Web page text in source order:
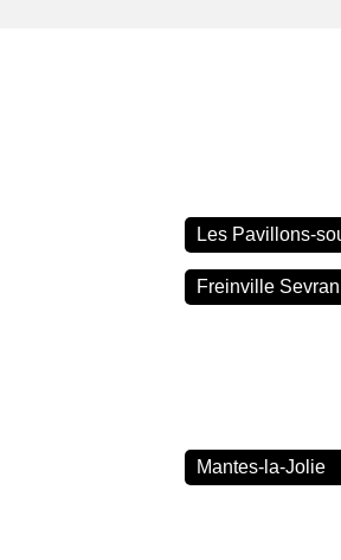
Les Pavillons-
Freinville Sevran
Mantes-la-Jolie